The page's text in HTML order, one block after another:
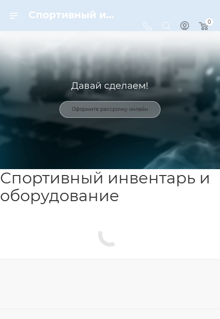
Спортивный инвентарь и оборудование для спорта в Москве | Dynamic-Sport
0
Давай сделаем!
Оформите рассрочку онлайн
Спортивный инвентарь и
оборудование